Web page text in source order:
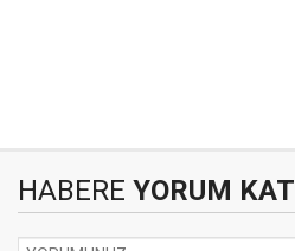
HABERE YORUM KAT